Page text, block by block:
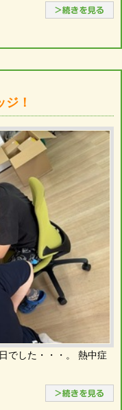
！
でした・・・。 熱中症